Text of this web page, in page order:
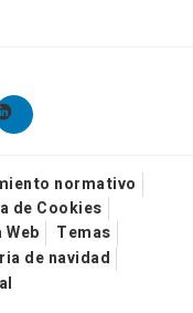
normativo
de Cookies
Web
Temas
de navidad